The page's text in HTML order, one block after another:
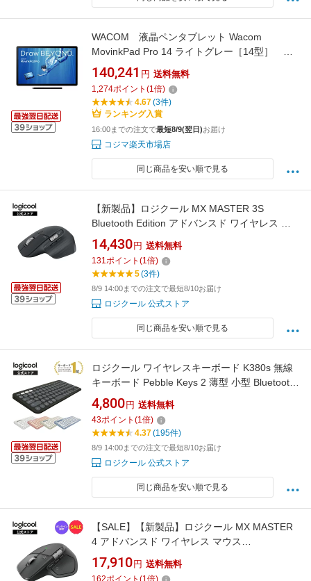
WACOM 液晶ペンタブレット Wacom
MovinkPad Pro 14 ライトグレー［14型］
DTHA140L0Z
140,241 円 送料無料
1,274ポイント (1倍)
4.67(3件)
ランキング入賞
16:00までの注文で最短8/9(翌日)お届け
コジマ楽天市場店
同じ商品を安い順で見る
【新製品】ロジクール MX MASTER 3S
Bluetooth Edition アドバンスド ワイヤレス マ
ウス MX2300CR 静音 無線 Logi Bolt Bluetooth
8000dpi 高速スクロールホイール USB-C 充電
式 国内正規品 2年間無償保証
14,430 円 送料無料
131ポイント (1倍)
5(3件)
8/9 14:00までの注文で最短8/10お届け
ロジクール 公式ストア
同じ商品を安い順で見る
ロジクール ワイヤレスキーボード K380s 無線
キーボード Pebble Keys 2 薄型 小型 Bluetooth
Logi Bolt ワイヤレス windows mac Chrome
iPad OS K380sGR K380sOW K380sRO
K380sGY K380sBL 国内正規品 2年間無償保証
4,800 円 送料無料
43ポイント (1倍)
4.37(195件)
8/9 14:00までの注文で最短8/10お届け
ロジクール 公式ストア
同じ商品を安い順で見る
【SALE】【新製品】ロジクール MX MASTER
4 アドバンスド ワイヤレス マウス
MX2400GRda 触覚フィードバック 静音 無線
Logi Bolt Bluetooth 8000dpi 高速スクロールホ
17,910 円 送料無料